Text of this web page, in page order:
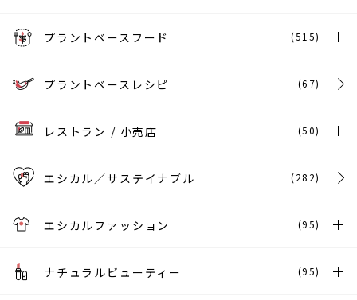
プラントベースフード (515)
プラントベースレシピ (67)
レストラン / 小売店 (50)
エシカル／サステイナブル (282)
エシカルファッション (95)
ナチュラルビューティー (95)